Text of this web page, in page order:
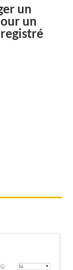
un
un